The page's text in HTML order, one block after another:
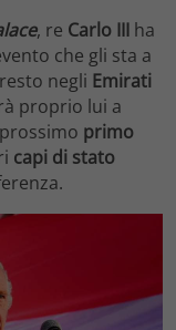
, re Carlo III ha
che gli sta a
negli Emirati
proprio lui a
primo
capi di stato